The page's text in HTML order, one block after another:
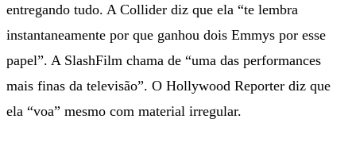
entregando tudo. A Collider diz que ela “te lembra
instantaneamente por que ganhou dois Emmys por esse
papel”. A SlashFilm chama de “uma das performances
mais finas da televisão”. O Hollywood Reporter diz que
ela “voa” mesmo com material irregular.